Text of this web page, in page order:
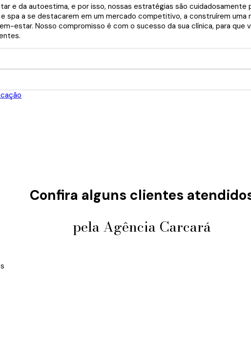
e da autoestima, e por isso, nossas estratégias são
spa a se destacarem em um mercado competitivo, a construírem
estar. Nosso compromisso é com o sucesso da sua clínica, para
Confira alguns clientes
pela Agência Carcará